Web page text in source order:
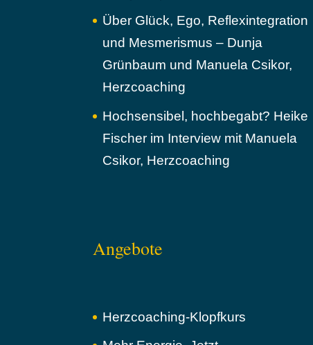
Über Glück, Ego, Reflexintegration
und Mesmerismus – Dunja
Grünbaum und Manuela Csikor,
Herzcoaching
Hochsensibel, hochbegabt? Heike
Fischer im Interview mit Manuela
Csikor, Herzcoaching
Angebote
Herzcoaching-Klopfkurs